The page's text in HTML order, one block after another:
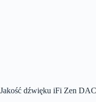
Jakość dźwięku iFi Zen